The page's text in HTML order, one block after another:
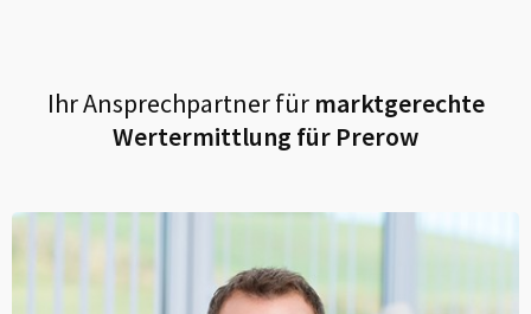
Ihr Ansprechpartner fürmarktgerechte
Wertermittlung für Prerow